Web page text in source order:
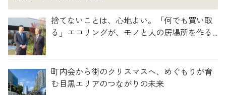
捨てないことは、心地よい。「何でも買い取
る」エコリングが、モノと人の居場所を作る
町内会から街のクリスマスへ、めぐもりが育
む目黒エリアのつながりの未来